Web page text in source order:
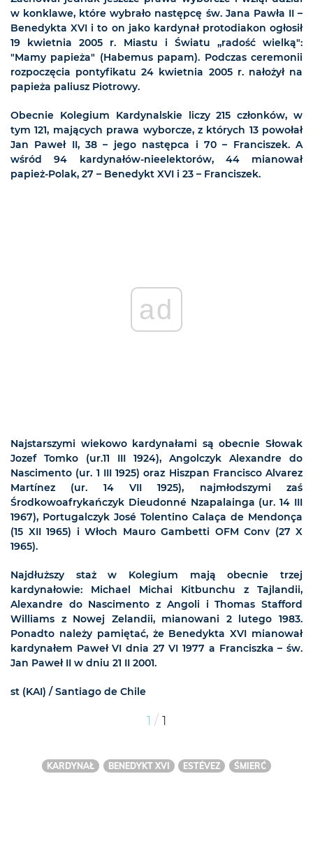
w konklawe, które wybrało następcę św. Jana Pawła II –
Benedykta XVI i to on jako kardynał protodiakon ogłosił
19 kwietnia 2005 r. Miastu i Światu „radość wielką":
"Mamy papieża" (Habemus papam). Podczas ceremonii
rozpoczęcia pontyfikatu 24 kwietnia 2005 r. nałożył na
papieża paliusz Piotrowy.
Obecnie Kolegium Kardynalskie liczy 215 członków, w
tym 121, mających prawa wyborcze, z których 13 powołał
Jan Paweł II, 38 – jego następca i 70 – Franciszek. A
wśród 94 kardynałów-nieelektorów, 44 mianował
papież-Polak, 27 – Benedykt XVI i 23 – Franciszek.
ad
Najstarszymi wiekowo kardynałami są obecnie Słowak
Jozef Tomko (ur.11 III 1924), Angolczyk Alexandre do
Nascimento (ur. 1 III 1925) oraz Hiszpan Francisco Alvarez
Martínez (ur. 14 VII 1925), najmłodszymi zaś
Środkowoafrykańczyk Dieudonné Nzapalainga (ur. 14 III
1967), Portugalczyk José Tolentino Calaça de Mendonça
(15 XII 1965) i Włoch Mauro Gambetti OFM Conv (27 X
1965).
Najdłuższy staż w Kolegium mają obecnie trzej
kardynałowie: Michael Michai Kitbunchu z Tajlandii,
Alexandre do Nascimento z Angoli i Thomas Stafford
Williams z Nowej Zelandii, mianowani 2 lutego 1983.
Ponadto należy pamiętać, że Benedykta XVI mianował
kardynałem Paweł VI dnia 27 VI 1977 a Franciszka – św.
Jan Paweł II w dniu 21 II 2001.
st (KAI) / Santiago de Chile
1 / 1
KARDYNAŁ BENEDYKT XVI ESTÉVEZ ŚMIERĆ